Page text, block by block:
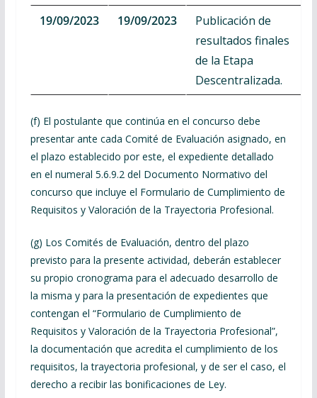
19/09/2023
19/09/2023
Publicación de
resultados finales
de la Etapa
Descentralizada.
(f) El postulante que continúa en el concurso debe
presentar ante cada Comité de Evaluación asignado, en
el plazo establecido por este, el expediente detallado
en el numeral 5.6.9.2 del Documento Normativo del
concurso que incluye el Formulario de Cumplimiento de
Requisitos y Valoración de la Trayectoria Profesional.
(g) Los Comités de Evaluación, dentro del plazo
previsto para la presente actividad, deberán establecer
su propio cronograma para el adecuado desarrollo de
la misma y para la presentación de expedientes que
contengan el “Formulario de Cumplimiento de
Requisitos y Valoración de la Trayectoria Profesional”,
la documentación que acredita el cumplimiento de los
requisitos, la trayectoria profesional, y de ser el caso, el
derecho a recibir las bonificaciones de Ley.